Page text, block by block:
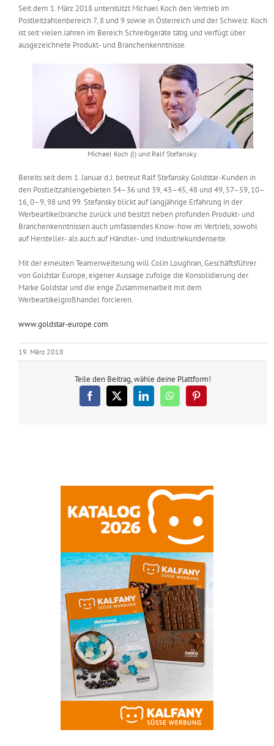
Messen & Events
Unternehmen
Product Guide
Jobshop
Suche
Seit dem 1. März 2018 unterstützt Michael Koch den Vertrieb im
Postleitzahlenbereich 7, 8 und 9 sowie in Österreich und der Schweiz. Koch
ist seit vielen Jahren im Bereich Schreibgeräte tätig und verfügt über
ausgezeichnete Produkt- und Branchenkenntnisse.
Michael Koch (l) und Ralf Stefansky.
Bereits seit dem 1. Januar d.J. betreut Ralf Stefansky Goldstar-Kunden in
den Postleitzahlengebieten 34–36 und 39, 43–45, 48 und 49, 57–59, 10–
16, 0–9, 98 und 99. Stefansky blickt auf langjährige Erfahrung in der
Werbeartikelbranche zurück und besitzt neben profunden Produkt- und
Branchenkenntnissen auch umfassendes Know-how im Vertrieb, sowohl
auf Hersteller- als auch auf Händler- und Industriekundenseite.
Mit der erneuten Teamerweiterung will Colin Loughran, Geschäftsführer
von Goldstar Europe, eigener Aussage zufolge die Konsolidierung der
Marke Goldstar und die enge Zusammenarbeit mit dem
Werbeartikelgroßhandel forcieren.
www.goldstar-europe.com
19. März 2018
Teile den Beitrag, wähle deine Plattform!
Facebook
X LinkedInWhatsAppPinterest